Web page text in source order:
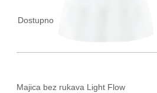
Dostupno
Majica bez rukava Light Flow